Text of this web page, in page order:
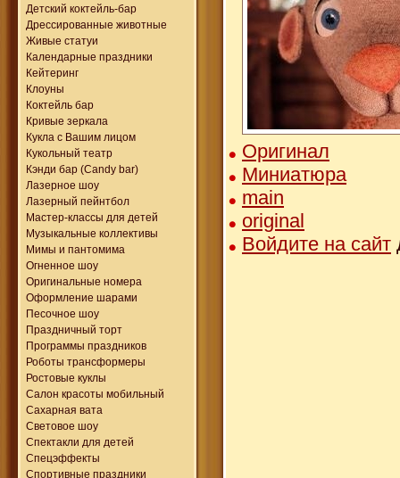
Детский коктейль-бар
Дрессированные животные
Живые статуи
Календарные праздники
Кейтеринг
Клоуны
Коктейль бар
Кривые зеркала
Кукла с Вашим лицом
Кукольный театр
Кэнди бар (Candy bar)
Лазерное шоу
Лазерный пейнтбол
Мастер-классы для детей
Музыкальные коллективы
Мимы и пантомима
Огненное шоу
Оригинальные номера
Оформление шарами
Песочное шоу
Праздничный торт
Программы праздников
Роботы трансформеры
Ростовые куклы
Салон красоты мобильный
Сахарная вата
Световое шоу
Спектакли для детей
Спецэффекты
Спортивные праздники
Оригинал
Миниатюра
main
original
Войдите на сайт